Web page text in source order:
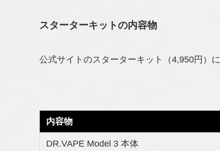
スターターキットの内容物
公式サイトのスターターキット（4,950円）
内容物
DR.VAPE Model 3 本体